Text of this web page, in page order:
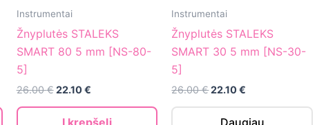
Žnyplutės
STALEKS
SMART
80
mm
[NS-
Instrumentai
Žnyplutės STALEKS
SMART 80 5 mm [NS-80-
5]
26.00€ Original
22.10€Current
Į krepšelį
Žnyplutės
STALEKS
SMART
30
mm
Instrumentai
Žnyplutės STALEKS
SMART 30 5 mm [NS-30-
5]
26.00€Original
22.10€
Daugiau